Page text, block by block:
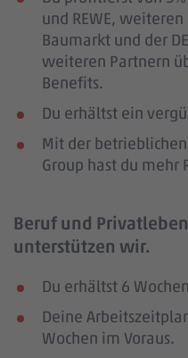
und REWE,
Baumarkt und der
weiteren Partnern
Benefits.
Du erhältst ein
Mit der betrieblichen
Group hast du mehr
Beruf und
unterstützen wir.
Du erhältst 6
Deine
Wochen im Voraus.